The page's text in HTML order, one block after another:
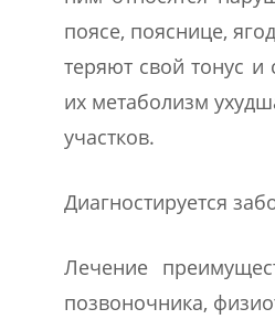
поясе, пояснице,
теряют свой тонус
их метаболизм
участков.
Диагностируется
Лечение
позвоночника,